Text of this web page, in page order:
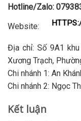
Hotline/Zalo:
Website:
Địa chỉ: Số 9A1
Xương Trạch,
Chi nhánh 1: An
Chi nhánh 2: Ngọc
Kết luận